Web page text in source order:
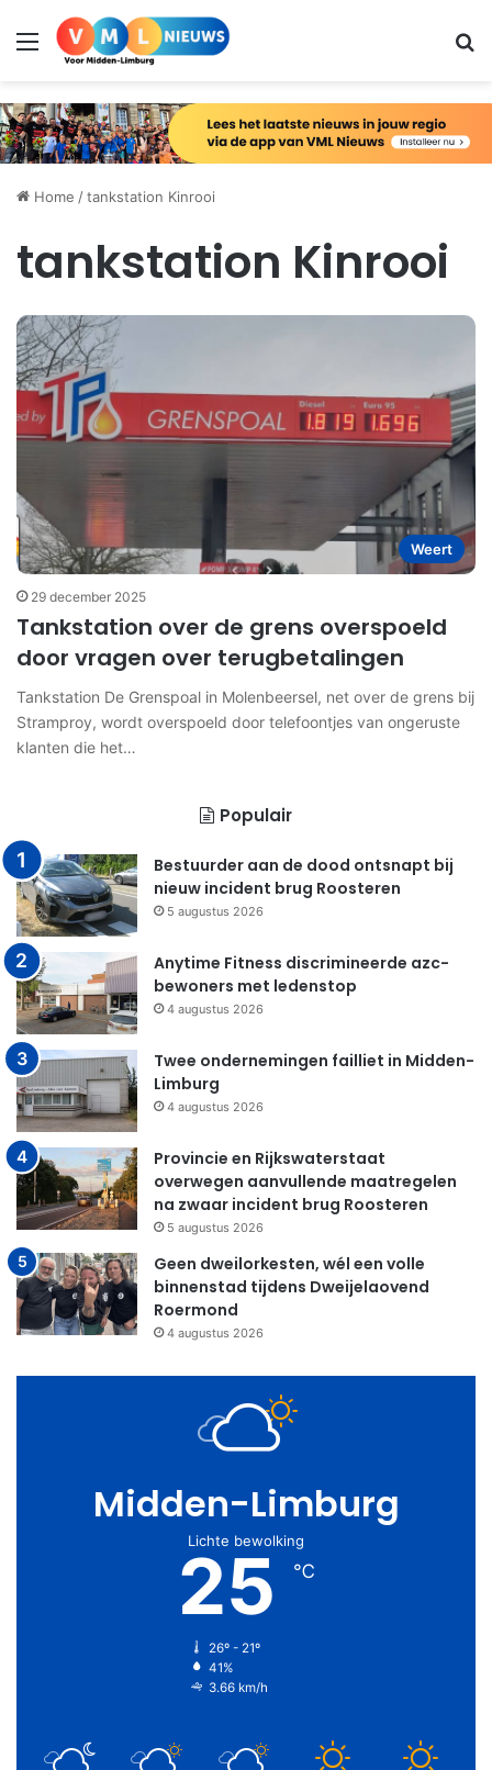
Menu
Home /tankstation Kinrooi
tankstation Kinrooi
Weert
29 december 2025
Tankstation over de grens overspoeld
door vragen over terugbetalingen
Tankstation De Grenspoal in Molenbeersel, net over de grens bij
Stramproy, wordt overspoeld door telefoontjes van ongeruste
klanten die het…
Populair
Bestuurder aan de dood ontsnapt bij
nieuw incident brug Roosteren
5 augustus 2026
Anytime Fitness discrimineerde azc-
bewoners met ledenstop
4 augustus 2026
Twee ondernemingen failliet in Midden-
Limburg
4 augustus 2026
Provincie en Rijkswaterstaat
overwegen aanvullende maatregelen
na zwaar incident brug Roosteren
5 augustus 2026
Geen dweilorkesten, wél een volle
binnenstad tijdens Dweijelaovend
Roermond
4 augustus 2026
Midden-Limburg
Lichte bewolking
25 ℃
26º - 21º
41%
3.66 km/h